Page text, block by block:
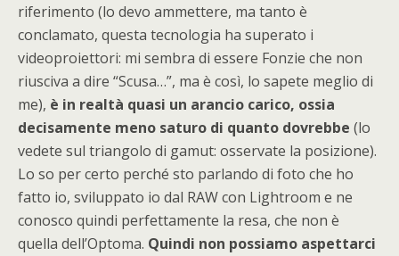
riferimento (lo devo ammettere, ma tanto è
conclamato, questa tecnologia ha superato i
videoproiettori: mi sembra di essere Fonzie che non
riusciva a dire “Scusa…”, ma è così, lo sapete meglio di
me), è in realtà quasi un arancio carico, ossia
decisamente meno saturo di quanto dovrebbe (lo
vedete sul triangolo di gamut: osservate la posizione).
Lo so per certo perché sto parlando di foto che ho
fatto io, sviluppato io dal RAW con Lightroom e ne
conosco quindi perfettamente la resa, che non è
quella dell’Optoma. Quindi non possiamo aspettarci